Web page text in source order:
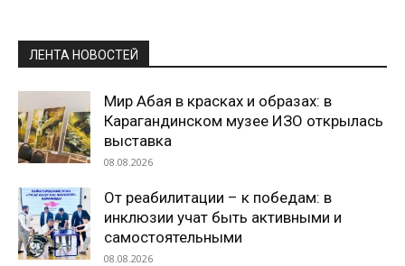
ЛЕНТА НОВОСТЕЙ
Мир Абая в красках и образах: в
Карагандинском музее ИЗО открылась
выставка
08.08.2026
От реабилитации – к победам: в
инклюзии учат быть активными и
самостоятельными
08.08.2026